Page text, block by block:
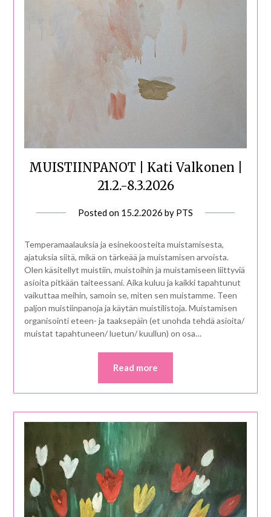
MUISTIINPANOT | Kati Valkonen |
21.2.-8.3.2026
Posted on 15.2.2026 by PTS
Temperamaalauksia ja esinekoosteita muistamisesta,
ajatuksia siitä, mikä on tärkeää ja muistamisen arvoista.
Olen käsitellyt muistiin, muistoihin ja muistamiseen liittyviä
asioita pitkään taiteessani. Aika kuluu ja kaikki tapahtunut
vaikuttaa meihin, samoin se, miten sen muistamme. Teen
paljon muistiinpanoja ja käytän muistilistoja. Muistamisen
organisointi eteen- ja taaksepäin (et unohda tehdä asioita/
muistat tapahtuneen/ luetun/ kuullun) on osa…
Read more